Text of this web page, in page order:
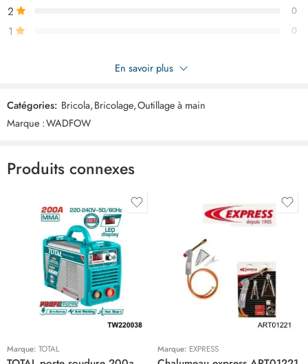
2 0
1 0
Soyez le premier à donner votre avis sur “WADFOW masque a
filtre double WRJ2502”
Commentaires
Il n'y a pas encore de critiques.
En savoir plus
Catégories: Bricola,Bricolage,Outillage à main
Marque :WADFOW
Produits connexes
Marque: TOTAL Marque: EXPRESS